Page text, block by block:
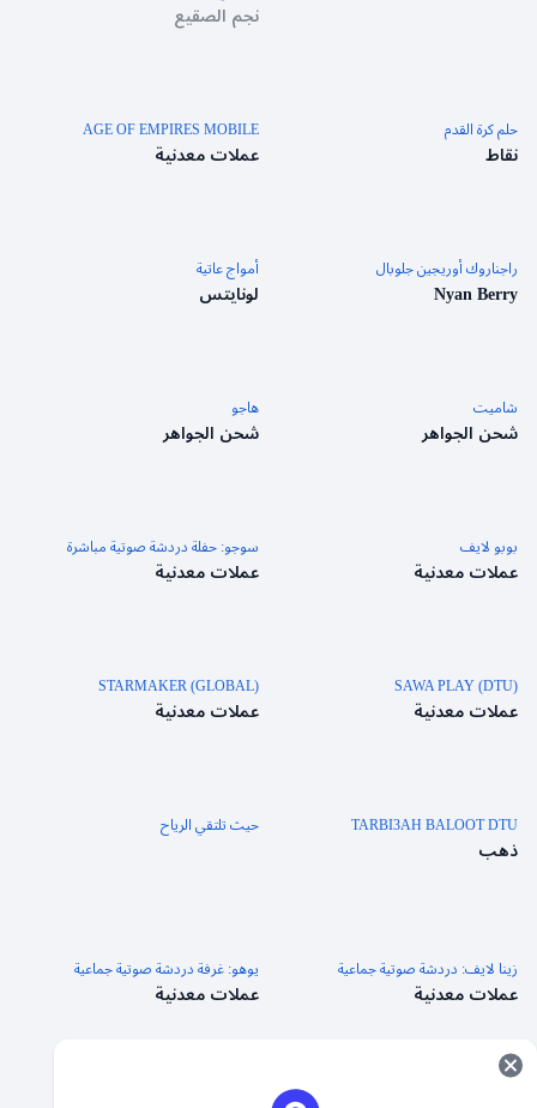
نجم الصقيع
حلم كرة القدم
نقاط
AGE OF EMPIRES MOBILE
عملات معدنية
راجناروك أوريجين جلوبال
Nyan Berry
أمواج عاتية
لونايتس
شاميت
شحن الجواهر
هاجو
شحن الجواهر
بوبو لايف
عملات معدنية
سوجو: حفلة دردشة صوتية مباشرة
عملات معدنية
SAWA PLAY (DTU)
عملات معدنية
STARMAKER (GLOBAL)
عملات معدنية
TARBI3AH BALOOT DTU
ذهب
حيث تلتقي الرياح
زينا لايف: دردشة صوتية جماعية
عملات معدنية
يوهو: غرفة دردشة صوتية جماعية
عملات معدنية